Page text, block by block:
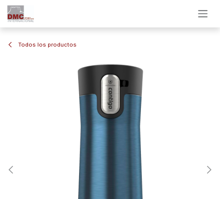
Todos los productos